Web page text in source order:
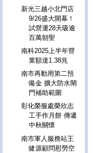
新光三越小北門店
9/26盛大開幕！
試營運28天吸逾
百萬朝聖
南科2025上半年營
業額達1.38兆
南市再動用第二預
備金 擴大防水閘
門補助範圍
彰化榮服處榮欣志
工手作月餅 傳遞
中秋關懷
南市軍人服務站王
健源顧問慰勞空